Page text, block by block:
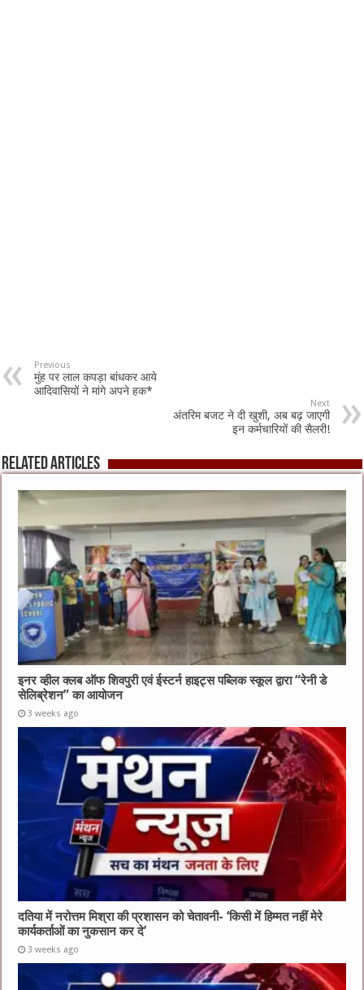
Previous
मुंह पर लाल कपड़ा बांधकर आये
आदिवासियों ने मांगे अपने हक*
Next
अंतरिम बजट ने दी खुशी, अब बढ़ जाएगी
इन कर्मचारियों की सैलरी!
Related Articles
इनर व्हील क्लब ऑफ शिवपुरी एवं ईस्टर्न हाइट्स पब्लिक स्कूल द्वारा “रेनी डे
सेलिब्रेशन” का आयोजन
3 weeks ago
दतिया में नरोत्तम मिश्रा की प्रशासन को चेतावनी- ‘किसी में हिम्मत नहीं मेरे
कार्यकर्ताओं का नुकसान कर दे’
3 weeks ago